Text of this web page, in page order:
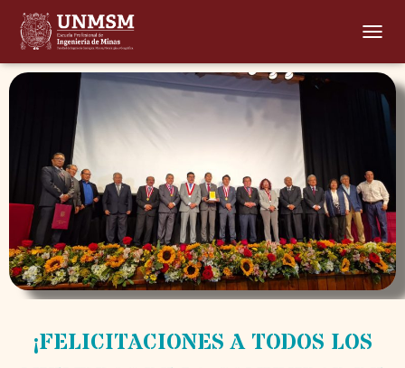
O
V
I
G
A
T
I
O
N
¡FELICITACIONES A TODOS LOS